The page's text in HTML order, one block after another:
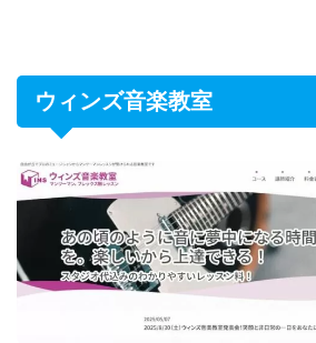
ウィンズ音楽教室